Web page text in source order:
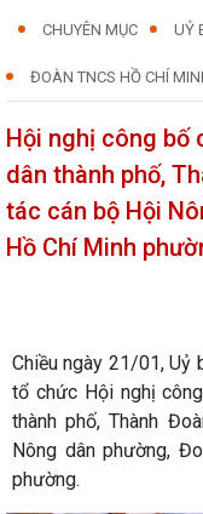
CHUYÊN MỤC UỶ
ĐOÀN TNCS HỒ CHÍ
Hội nghị công bố
dân thành phố,
tác cán bộ Hội
Hồ Chí Minh
Chiều ngày 21/01, Uỷ
tổ chức Hội nghị
thành phố, Thành
Nông dân phường,
phường.